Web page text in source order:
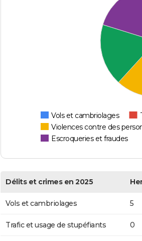
Vols et cambriolages
Violences contre des
Escroqueries et fraudes
Délits et crimes en 2025
Vols et cambriolages 5
Trafic et usage de stupéfiants 0